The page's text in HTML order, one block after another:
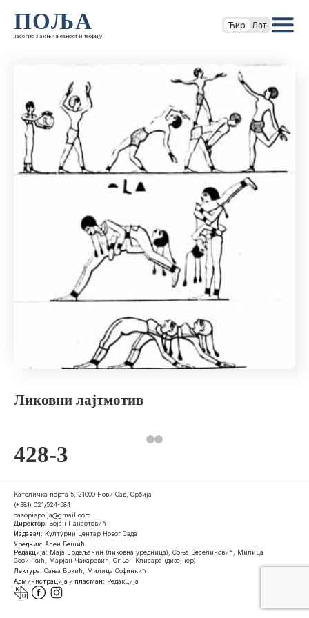
ПОЉА
часопис за књижевност и теорију
Ћир Лат
Ликовни лајтмотив
428-3
Католичка порта 5, 21000 Нови Сад, Србија
(+381) 021/524-584
casopispolja@gmail.com
Директор: Бојан Панаотовић
Издавач: Културни центар Новог Сада
Уредник: Ален Бешић
Редакција: Маја Ердељанин (ликовна уредница), Соња Веселиновић, Милица
Софинкић, Марјан Чакаревић, Огњен Клисара (дизајнер)
Лектура: Сања Бркић, Милица Софинкић
Администрација и пласман: Редакција